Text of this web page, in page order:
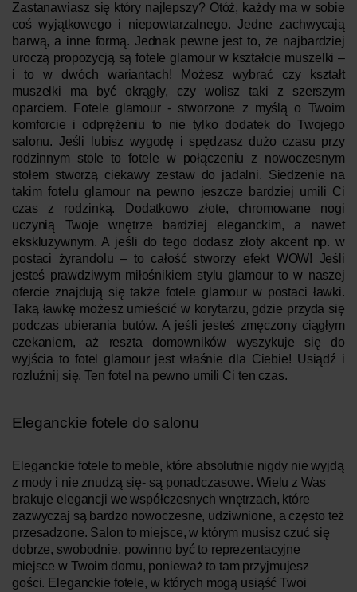
Zastanawiasz się który najlepszy? Otóż, każdy ma w sobie
coś wyjątkowego i niepowtarzalnego. Jedne zachwycają
barwą, a inne formą. Jednak pewne jest to, że najbardziej
uroczą propozycją są fotele glamour w kształcie muszelki –
i to w dwóch wariantach! Możesz wybrać czy kształt
muszelki ma być okrągły, czy wolisz taki z szerszym
oparciem.
Fotele glamour - stworzone z myślą o Twoim
komforcie i odprężeniu to nie tylko dodatek do Twojego
salonu. Jeśli lubisz wygodę i spędzasz dużo czasu przy
rodzinnym stole to fotele w połączeniu z nowoczesnym
stołem stworzą ciekawy zestaw do jadalni. Siedzenie na
takim fotelu glamour na pewno jeszcze bardziej umili Ci
czas z rodzinką. Dodatkowo złote, chromowane nogi
uczynią Twoje wnętrze bardziej eleganckim, a nawet
ekskluzywnym. A jeśli do tego dodasz złoty akcent np. w
postaci żyrandolu – to całość stworzy efekt WOW! Jeśli
jesteś prawdziwym miłośnikiem stylu glamour to w naszej
ofercie znajdują się także fotele glamour w postaci ławki.
Taką ławkę możesz umieścić w korytarzu, gdzie przyda się
podczas ubierania butów. A jeśli jesteś zmęczony ciągłym
czekaniem, aż reszta domowników wyszykuje się do
wyjścia to fotel glamour jest właśnie dla Ciebie! Usiądź i
rozluźnij się. Ten fotel na pewno umili Ci ten czas.
Eleganckie fotele do salonu
Eleganckie fotele to meble, które absolutnie nigdy nie wyjdą
z mody i nie znudzą się- są ponadczasowe. Wielu z Was
brakuje elegancji we współczesnych wnętrzach, które
zazwyczaj są bardzo nowoczesne, udziwnione, a często też
przesadzone. Salon to miejsce, w którym musisz czuć się
dobrze, swobodnie, powinno być to reprezentacyjne
miejsce w Twoim domu, ponieważ to tam przyjmujesz
gości. Eleganckie fotele, w których mogą usiąść Twoi